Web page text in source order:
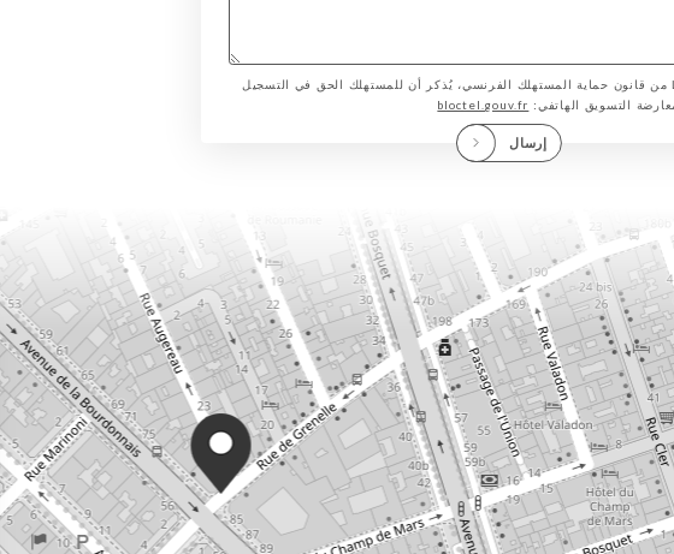
وفقًا للمادة L.223-2 من قانون حماية المستهلك الفرنسي، يُذكر أن للمستهلك الحق في التسجيل
bloctel.gouv.fr
إرسال